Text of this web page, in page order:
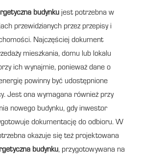
budynku jest potrzebna w
przewidzianych przez przepisy i
Najczęściej dokument
mieszkania, domu lub lokalu
ich wynajmie, ponieważ dane o
powinny być udostępnione
Jest ona wymagana również przy
nowego budynku, gdy inwestor
dokumentację do odbioru. W
okazuje się też projektowana
budynku, przygotowywana na